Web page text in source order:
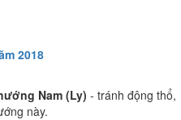
2018
Nam (Ly) - tránh động thổ,
này.